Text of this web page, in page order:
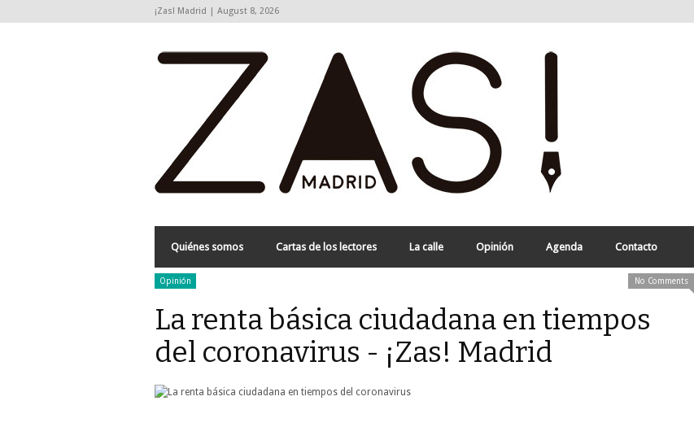
¡Zas! Madrid | August 8, 2026
Quiénes somos Cartas de los lectores La calle Opinión Agenda Contacto
Opinión No Comments
La renta básica ciudadana en tiempos
del coronavirus - ¡Zas! Madrid